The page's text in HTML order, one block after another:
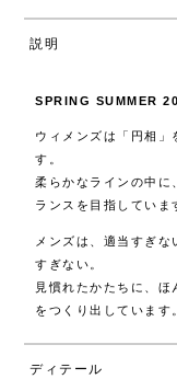
説明
SPRING SUMMER
ウィメンズは「円相」
す。
柔らかなラインの中に
ランスを目指していま
メンズは、適当すぎ
すぎない。
見慣れたかたちに、ほ
をつくり出しています
ディテール